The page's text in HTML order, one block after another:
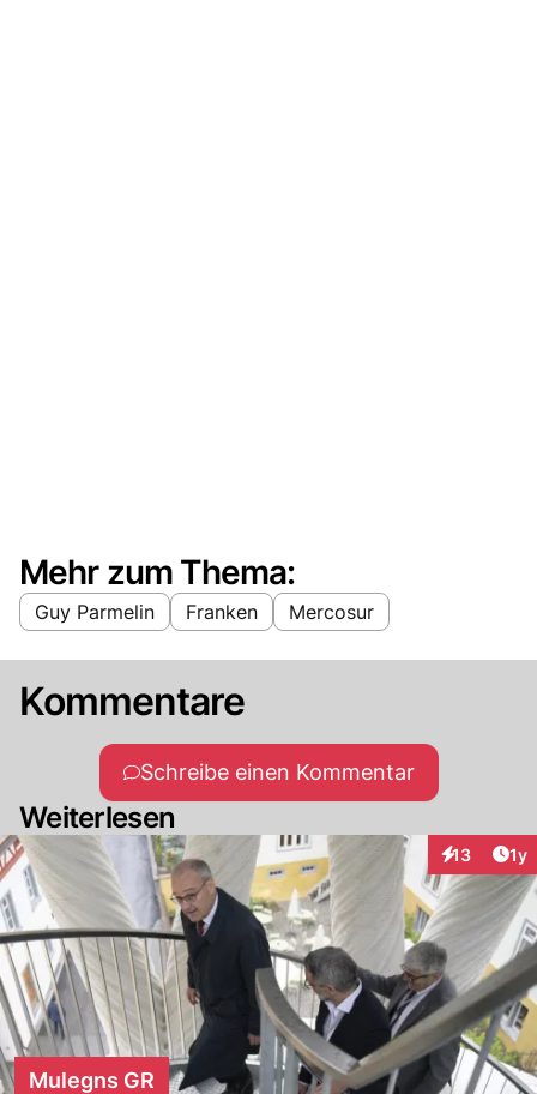
Mehr zum Thema:
Guy Parmelin Franken Mercosur
Kommentare
Schreibe einen Kommentar
Weiterlesen
13 1y
Mulegns GR